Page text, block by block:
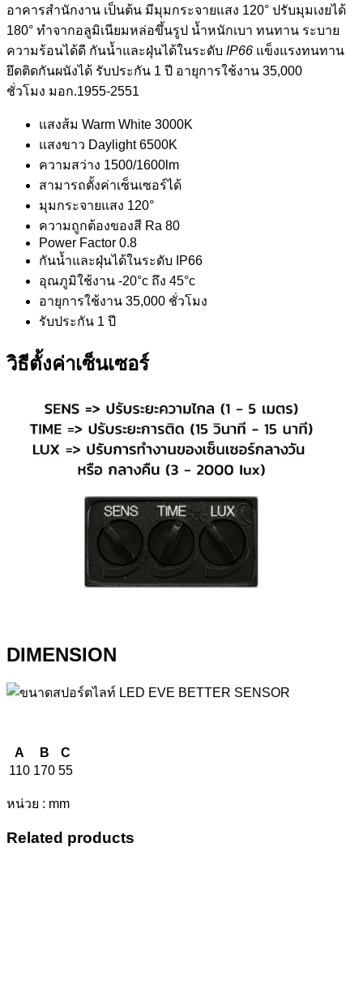
อาคารสำนักงาน เป็นต้น มีมุมกระจายแสง 120° ปรับมุมเงยได้
180° ทำจากอลูมิเนียมหล่อขึ้นรูป น้ำหนักเบา ทนทาน ระบาย
ความร้อนได้ดี กันน้ำและฝุ่นได้ในระดับ IP66 แข็งแรงทนทาน
ยึดติดกันผนังได้ รับประกัน 1 ปี อายุการใช้งาน 35,000
ชั่วโมง มอก.1955-2551
แสงส้ม Warm White 3000K
แสงขาว Daylight 6500K
ความสว่าง 1500/1600lm
สามารถตั้งค่าเซ็นเซอร์ได้
มุมกระจายแสง 120°
ความถูกต้องของสี Ra 80
Power Factor 0.8
กันน้ำและฝุ่นได้ในระดับ IP66
อุณภูมิใช้งาน -20°c ถึง 45°c
อายุการใช้งาน 35,000 ชั่วโมง
รับประกัน 1 ปี
วิธีตั้งค่าเซ็นเซอร์
DIMENSION
A B
C
110 170 55
หน่วย : mm
Related products